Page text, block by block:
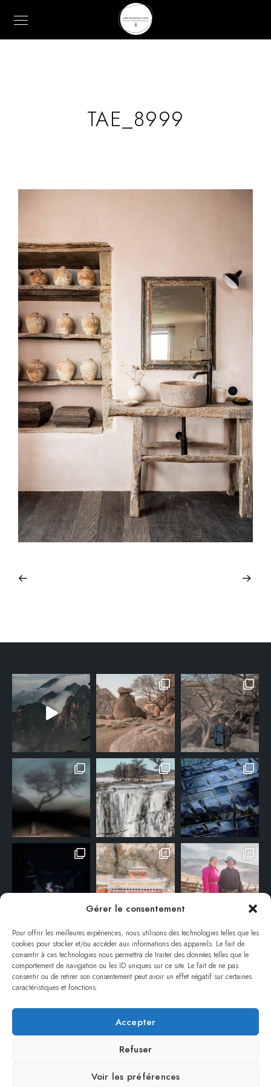
Gérer le consentement
Pour offrir les meilleures expériences, nous utilisons des technologies telles que les
cookies pour stocker et/ou accéder aux informations des appareils. Le fait de
consentir à ces technologies nous permettra de traiter des données telles que le
comportement de navigation ou les ID uniques sur ce site. Le fait de ne pas
consentir ou de retirer son consentement peut avoir un effet négatif sur certaines
caractéristiques et fonctions.
Accepter
Refuser
Voir les préférences
TAE_8999
© ANNE-EMMANUELLE THION – TOUS DROITS RÉSERVÉS / ALL RIGHTS
REPRODUCTION INTERDITE SANS AUTORISATION / NO REPRODUCTION
REMERCIEMENTS MENTIONS LÉGALES